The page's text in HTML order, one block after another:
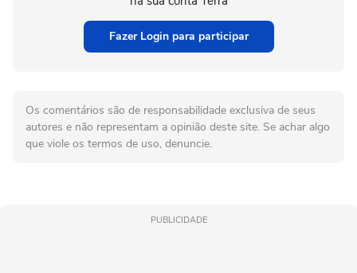
Fazer Login para participar
Os comentários são de responsabilidade exclusiva de seus
autores e não representam a opinião deste site. Se achar algo
que viole os termos de uso, denuncie.
PUBLICIDADE